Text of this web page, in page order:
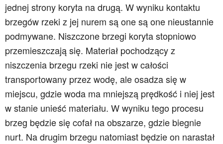
jednej strony koryta na drugą. W wyniku kontaktu
brzegów rzeki z jej nurem są one są one nieustannie
podmywane. Niszczone brzegi koryta stopniowo
przemieszczają się. Materiał pochodzący z
niszczenia brzegu rzeki nie jest w całości
transportowany przez wodę, ale osadza się w
miejscu, gdzie woda ma mniejszą prędkość i niej jest
w stanie unieść materiału. W wyniku tego procesu
brzeg będzie się cofał na obszarze, gdzie biegnie
nurt. Na drugim brzegu natomiast będzie on narastał